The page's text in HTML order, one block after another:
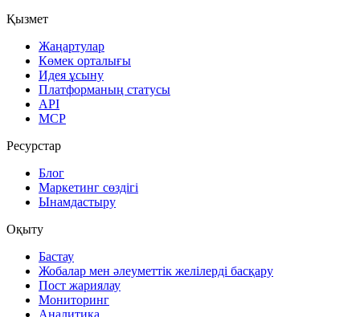
Қызмет
Жаңартулар
Көмек орталығы
Идея ұсыну
Платформаның статусы
API
MCP
Ресурстар
Блог
Маркетинг сөздігі
Ынамдастыру
Оқыту
Бастау
Жобалар мен әлеуметтік желілерді басқару
Пост жариялау
Мониторинг